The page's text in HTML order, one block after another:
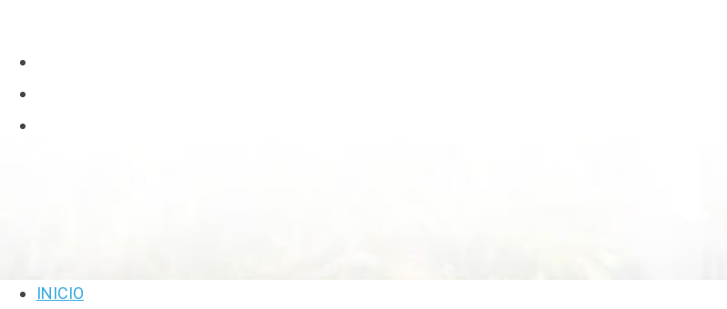
INICIO